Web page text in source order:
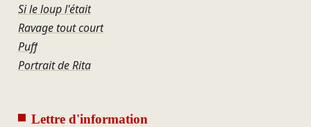
Si le loup l'était
Ravage tout court
Puff
Portrait de Rita
Lettre d'information